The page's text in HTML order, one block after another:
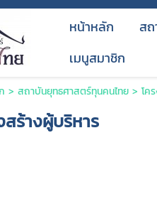
หน้าหลัก ส
เมนูสมาชิก
>สถาบันยุทธศาสตร์ทุนคนไทย >โค
สร้างผู้บริหาร